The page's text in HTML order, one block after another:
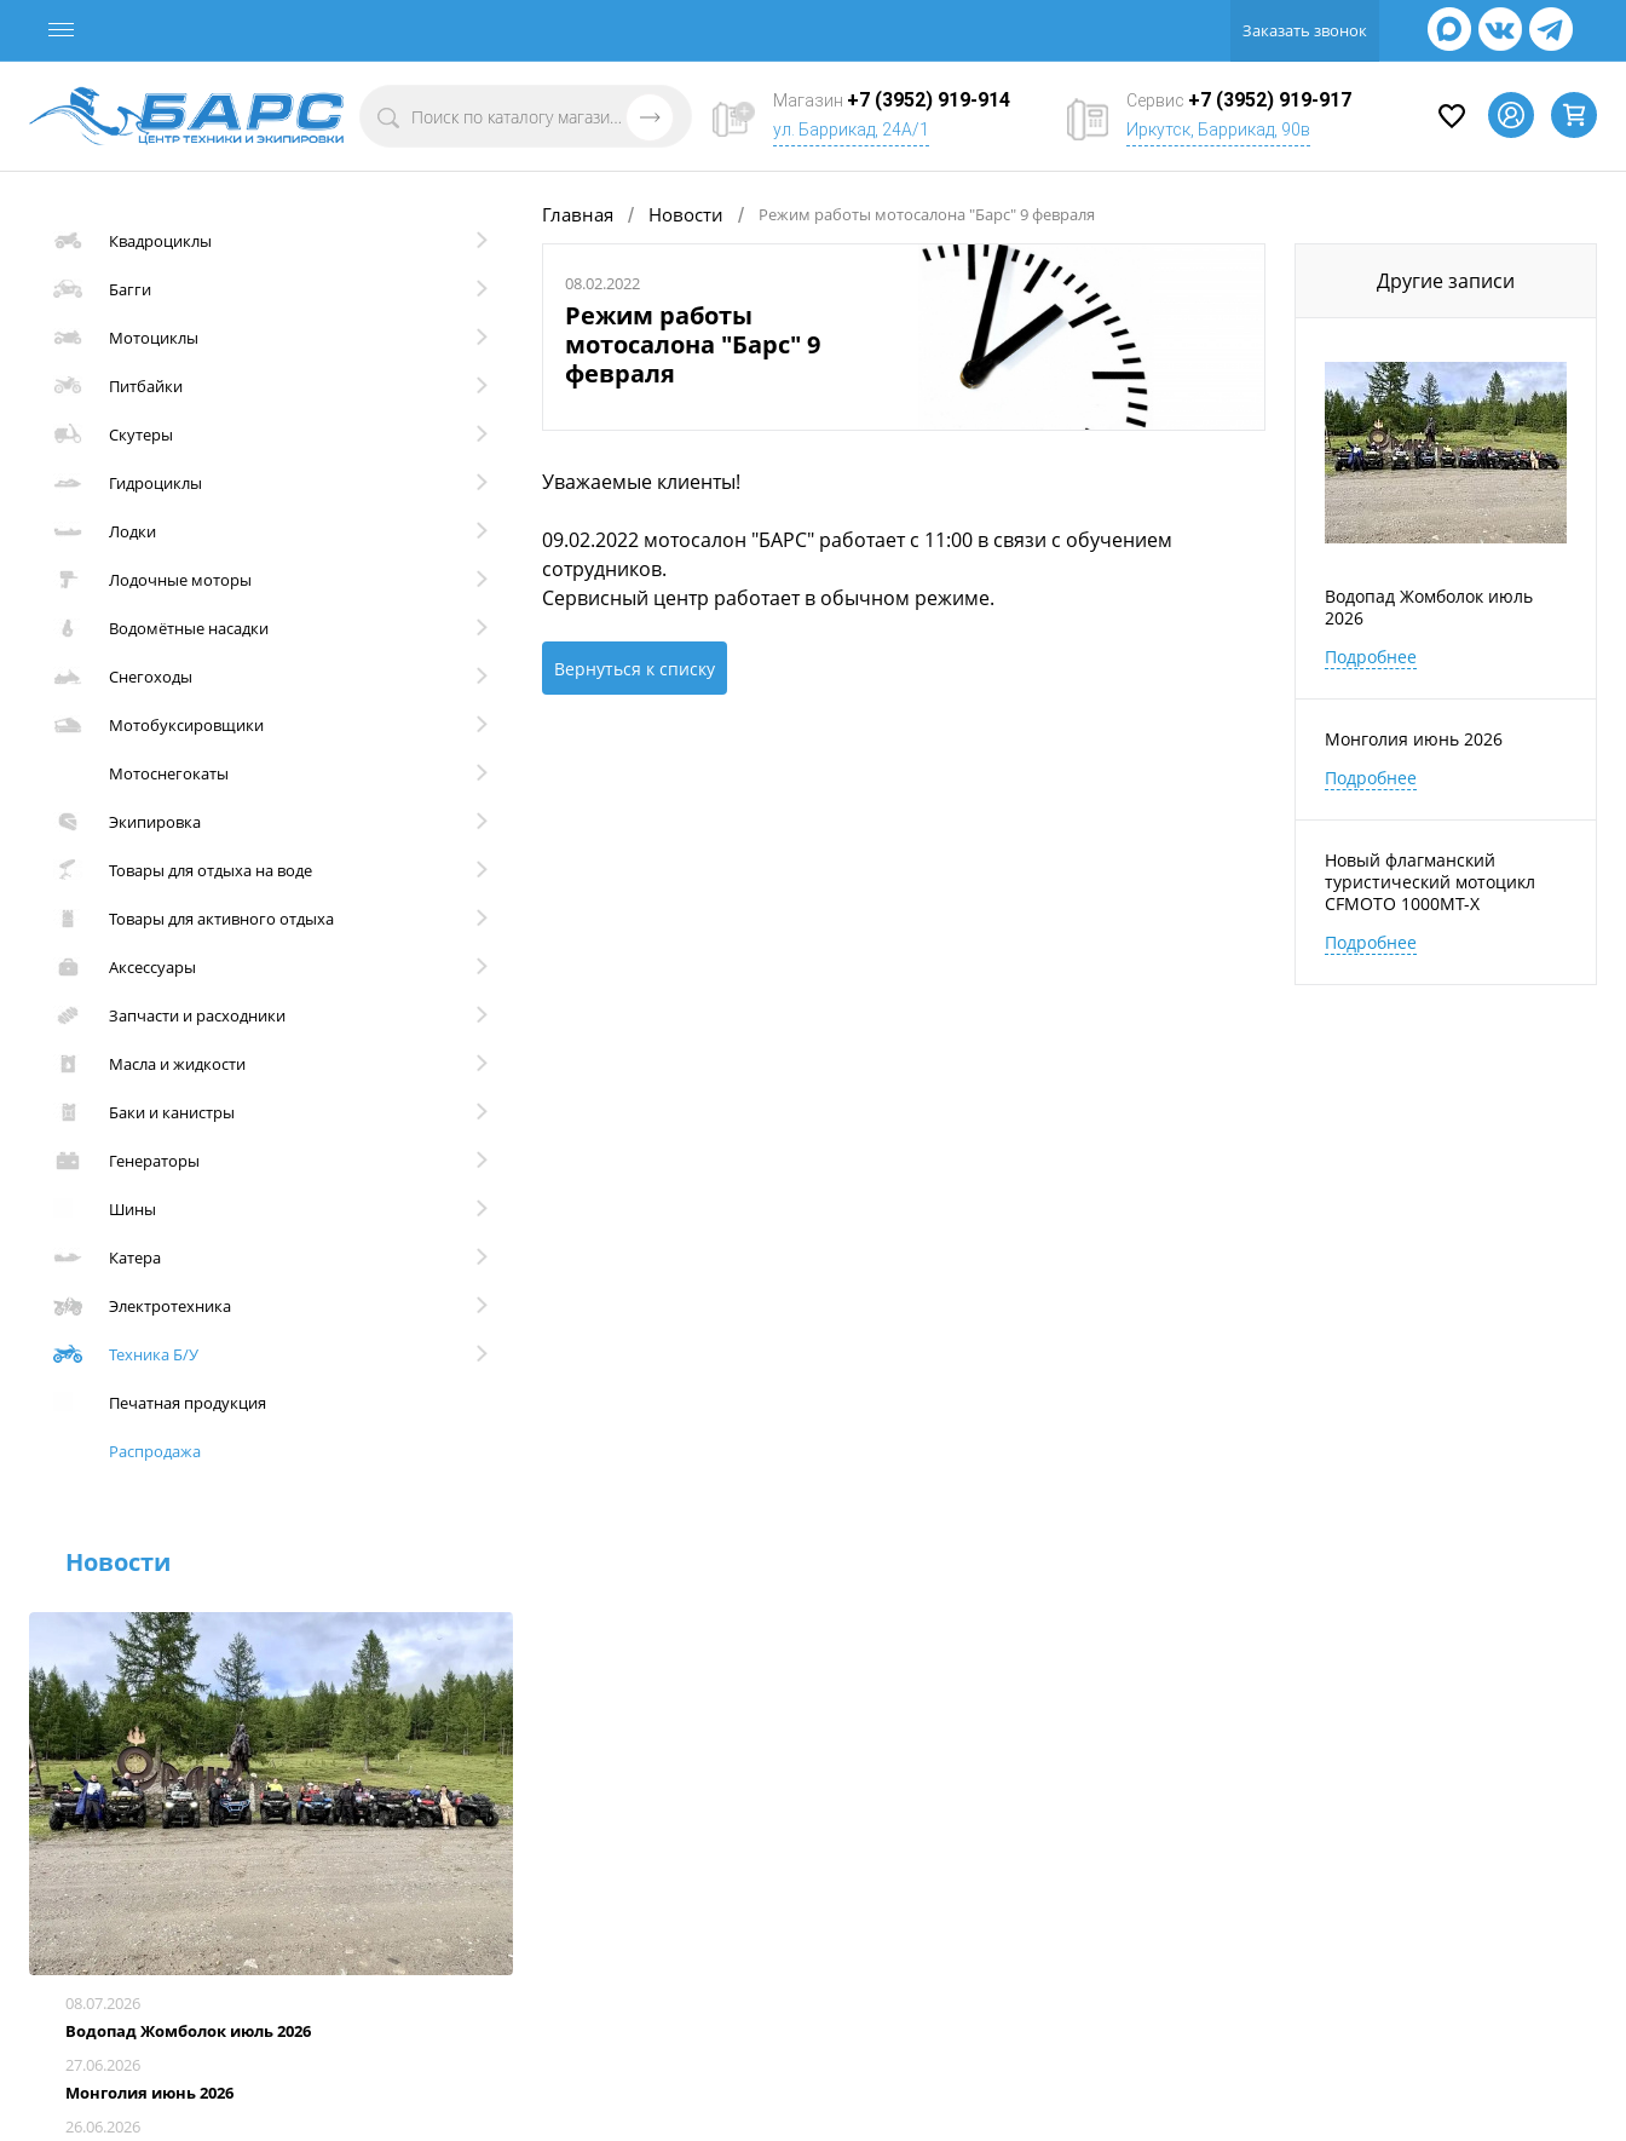
Заказать звонок
Магазин +7 (3952) 919-914
ул. Баррикад, 24А/1
Сервис +7 (3952) 919-917
Иркутск, Баррикад, 90в
Квадроциклы
Багги
Мотоциклы
Питбайки
Скутеры
Гидроциклы
Лодки
Лодочные моторы
Водомётные насадки
Снегоходы
Мотобуксировщики
Мотоснегокаты
Экипировка
Товары для отдыха на воде
Товары для активного отдыха
Аксессуары
Запчасти и расходники
Масла и жидкости
Баки и канистры
Генераторы
Шины
Катера
Электротехника
Техника Б/У
Печатная продукция
Распродажа
Новости
08.07.2026
Водопад Жомболок июль 2026
27.06.2026
Монголия июнь 2026
26.06.2026
Главная / Новости / Режим работы мотосалона "Барс" 9 февраля
08.02.2022
Режим работы
мотосалона "Барс" 9
февраля
Уважаемые клиенты!
09.02.2022 мотосалон "БАРС" работает с 11:00 в связи с обучением
сотрудников.
Сервисный центр работает в обычном режиме.
Вернуться к списку
Другие записи
Водопад Жомболок июль
2026
Подробнее
Монголия июнь 2026
Подробнее
Новый флагманский
туристический мотоцикл
CFMOTO 1000MT-X
Подробнее